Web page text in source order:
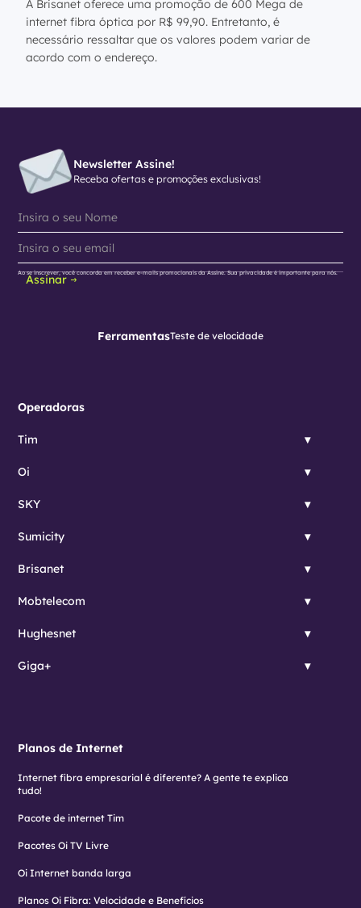
A Brisanet oferece uma promoção de 600 Mega de
internet fibra óptica por R$ 99,90. Entretanto, é
necessário ressaltar que os valores podem variar de
acordo com o endereço.
Newsletter Assine!
Receba ofertas e promoções exclusivas!
Assinar
Ao se inscrever, você concorda em receber e-mails promocionais da Assine. Sua privacidade é importante para nós.
FerramentasTeste de velocidade
Operadoras
Tim
Oi
SKY
Sumicity
Brisanet
Mobtelecom
Hughesnet
Giga+
Planos de Internet
Internet fibra empresarial é diferente? A gente te explica
tudo!
Pacote de internet Tim
Pacotes Oi TV Livre
Oi Internet banda larga
Planos Oi Fibra: Velocidade e Benefícios